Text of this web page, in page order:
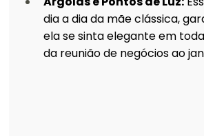
dia a dia da mãe clássica,
ela se sinta elegante em
da reunião de negócios ao